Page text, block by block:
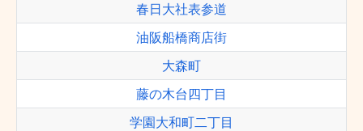
春日大社表参道
油阪船橋商店街
大森町
藤の木台四丁目
学園大和町二丁目